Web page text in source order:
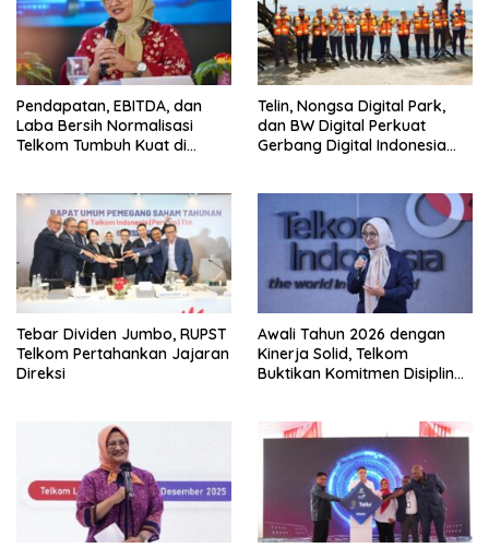
Pendapatan, EBITDA, dan
Laba Bersih Normalisasi
Telkom Tumbuh Kuat di
Telin, Nongsa Digital Park,
dan BW Digital Perkuat
Gerbang Digital Indonesia
Tebar Dividen Jumbo, RUPST
Telkom Pertahankan Jajaran
Direksi
Awali Tahun 2026 dengan
Kinerja Solid, Telkom
Buktikan Komitmen Disiplin